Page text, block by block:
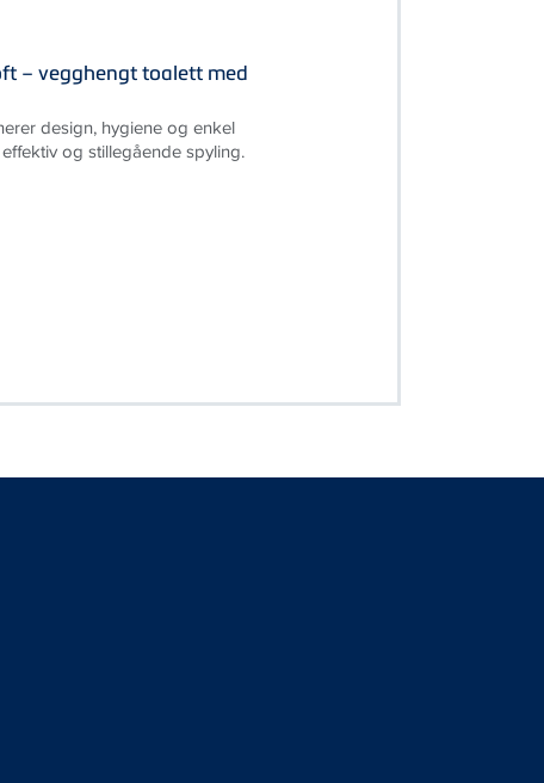
– vegghengt toalett med
design, hygiene og enkel
og stillegående spyling.